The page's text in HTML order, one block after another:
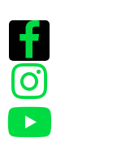
derechos reservados